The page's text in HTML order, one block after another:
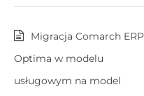
Migracja Comarch ERP
Optima w modelu
usługowym na model